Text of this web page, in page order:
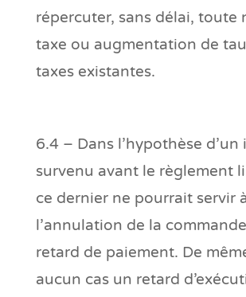
répercuter, sans délai, toute
taxe ou augmentation de
taxes existantes.
6.4 – Dans l’hypothèse
survenu avant le règlement
ce dernier ne pourrait servir
l’annulation de la
retard de paiement. De
aucun cas un retard